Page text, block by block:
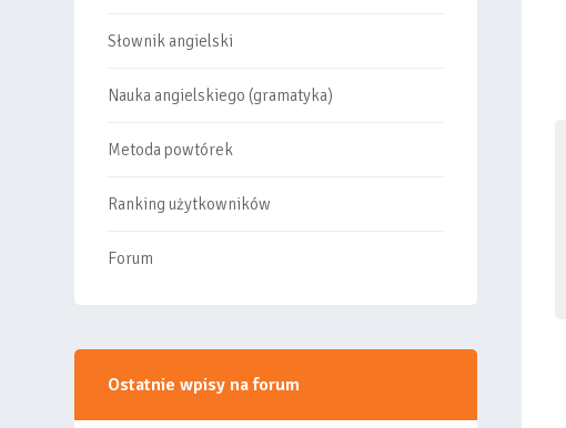
Słownik angielski
Nauka angielskiego (gramatyka)
Metoda powtórek
Ranking użytkowników
Forum
Ostatnie wpisy na forum